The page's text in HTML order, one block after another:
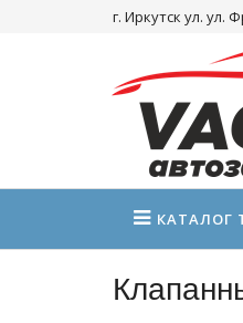
г. Иркутск ул. ул.
КАТАЛОГ